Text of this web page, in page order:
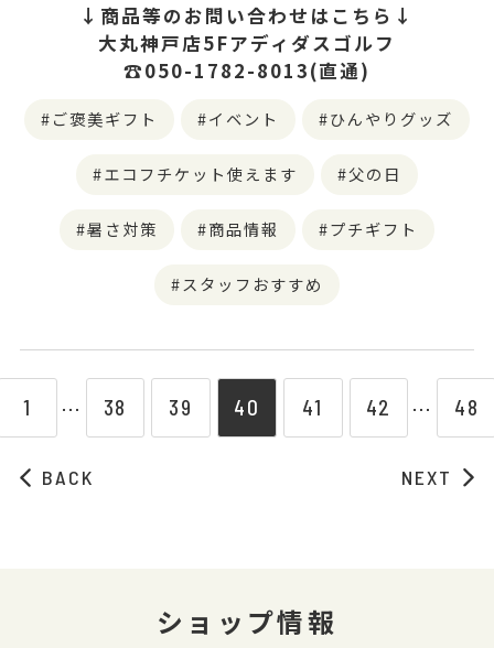
↓商品等のお問い合わせはこちら↓
大丸神戸店5Fアディダスゴルフ
☎050-1782-8013(直通)
ご褒美ギフト イベント ひんやりグッズ
エコフチケット使えます 父の日
暑さ対策 商品情報 プチギフト
スタッフおすすめ
BACK
1 ⋯ 38 39 40 41 42 ⋯ 48
NEXT
ショップ情報